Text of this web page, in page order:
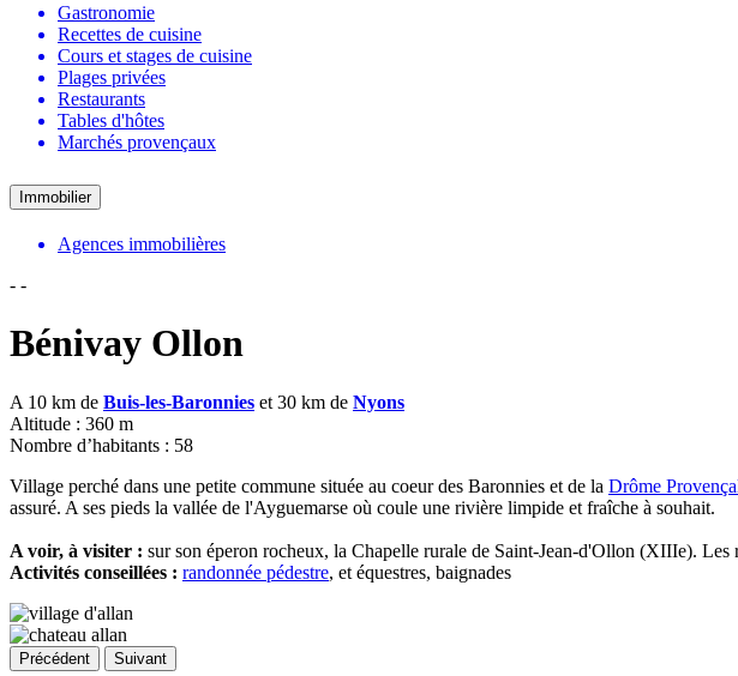
Gastronomie
Recettes de cuisine
Cours et stages de cuisine
Plages privées
Restaurants
Tables d'hôtes
Marchés provençaux
Immobilier
Agences immobilières
- -
Bénivay Ollon
A 10 km de Buis-les-Baronnies et 30 km de Nyons
Altitude : 360 m
Nombre d’habitants : 58
Village perché dans une petite commune située au coeur des Baronnies et de la Drôme
assuré. A ses pieds la vallée de l'Ayguemarse où coule une rivière limpide et fraîche à souhait.
A voir, à visiter : sur son éperon rocheux, la Chapelle rurale de Saint-Jean-d'Ollon (XIIIe).
Activités conseillées : randonnée pédestre, et équestres, baignades
Précédent Suivant